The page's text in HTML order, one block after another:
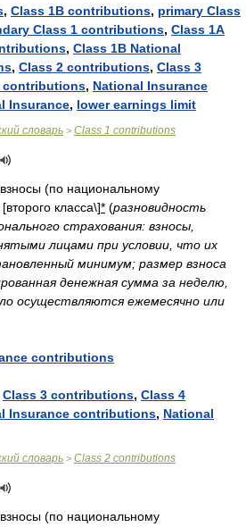
, Class 1B contributions, primary Class
Class 1 contributions, Class 1A
, Class 1B National
, Class 2 contributions, Class 3
contributions, National Insurance
Insurance, lower earnings limit
словарь > Class 1 contributions
взносы (по национальному
класса\]* (разновидность
страхования: взносы,
лицами при условии, что их
минимум; размер взноса
денежная сумма за неделю,
осуществляются ежемесячно или
contributions
Class 3 contributions, Class 4
Insurance contributions, National
словарь > Class 2 contributions
взносы (по национальному